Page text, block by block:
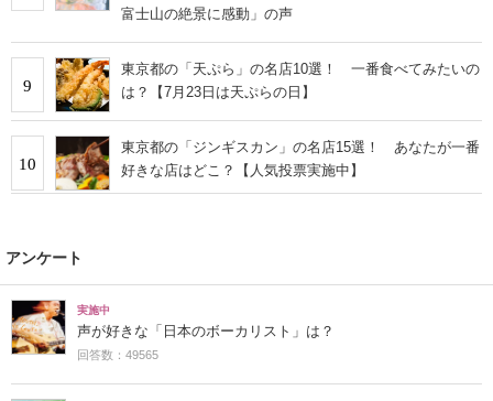
富士山の絶景に感動」の声
9
東京都の「天ぷら」の名店10選！ 一番食べてみたいの
は？【7月23日は天ぷらの日】
10
東京都の「ジンギスカン」の名店15選！ あなたが一番
好きな店はどこ？【人気投票実施中】
アンケート
実施中
声が好きな「日本のボーカリスト」は？
回答数：49565